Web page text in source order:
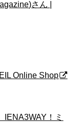
さん |
Online Shop
IENA3WAY！ミ